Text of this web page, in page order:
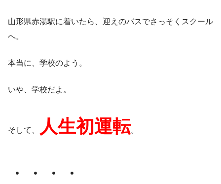
山形県赤湯駅に着いたら、迎えのバスでさっそくスクール
へ。
本当に、学校のよう。
いや、学校だよ。
そして、 人生初運転。
・・・・